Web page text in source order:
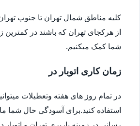
کلیه مناطق شمال تهران تا جنوب
از هرکجای تهران که باشند در
شما کمک میکنیم.
زمان کاری اتوبار در
در تمام روز های هفته وتعطیلات
استفاده کنید.برای آسودگی حال شما